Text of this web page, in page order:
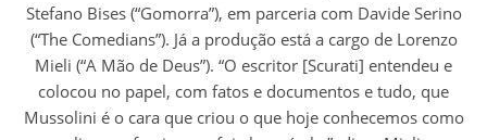
Stefano Bises (“Gomorra”), em parceria com Davide Serino
(“The Comedians”). Já a produção está a cargo de Lorenzo
Mieli (“A Mão de Deus”). “O escritor [Scurati] entendeu e
colocou no papel, com fatos e documentos e tudo, que
Mussolini é o cara que criou o que hoje conhecemos como